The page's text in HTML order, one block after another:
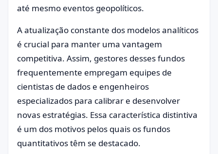
até mesmo eventos geopolíticos.
A atualização constante dos modelos analíticos
é crucial para manter uma vantagem
competitiva. Assim, gestores desses fundos
frequentemente empregam equipes de
cientistas de dados e engenheiros
especializados para calibrar e desenvolver
novas estratégias. Essa característica distintiva
é um dos motivos pelos quais os fundos
quantitativos têm se destacado.